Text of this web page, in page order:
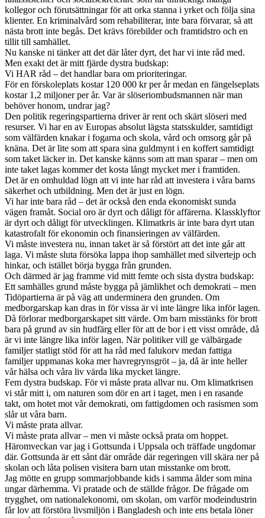
kollegor och förutsättningar för att orka stanna i yrket och följa sina
klienter. En kriminalvård som rehabiliterar, inte bara förvarar, så att
nästa brott inte begås. Det krävs förebilder och framtidstro och en
tillit till samhället.
Nu kanske ni tänker att det där låter dyrt, det har vi inte råd med.
Men exakt det är mitt fjärde dystra budskap:
Vi HAR råd – det handlar bara om prioriteringar.
För en förskoleplats kostar 120 000 kr per år medan en fängelseplats
kostar 1,2 miljoner per år. Var är slöseriombudsmannen när man
behöver honom, undrar jag?
Den politik regeringspartierna driver är rent och skärt slöseri med
resurser. Vi har en av Europas absolut lägsta statsskulder, samtidigt
som välfärden knakar i fogarna och skola, vård och omsorg går på
knäna. Det är lite som att spara sina guldmynt i en koffert samtidigt
som taket läcker in. Det kanske känns som att man sparar – men om
inte taket lagas kommer det kosta långt mycket mer i framtiden.
Det är en omhuldad lögn att vi inte har råd att investera i våra barns
säkerhet och utbildning. Men det är just en lögn.
Vi har inte bara råd – det är också den enda ekonomiskt sunda
vägen framåt. Social oro är dyrt och dåligt för affärerna. Klassklyftor
är dyrt och dåligt för utvecklingen. Klimatkris är inte bara dyrt utan
katastrofalt för ekonomin och finansieringen av välfärden.
Vi måste investera nu, innan taket är så förstört att det inte går att
laga. Vi måste sluta försöka lappa ihop samhället med silvertejp och
hinkar, och istället börja bygga från grunden.
Och därmed är jag framme vid mitt femte och sista dystra budskap:
Ett samhälles grund måste bygga på jämlikhet och demokrati – men
Tidöpartierna är på väg att underminera den grunden. Om
medborgarskap kan dras in för vissa är vi inte längre lika inför lagen.
Då förlorar medborgarskapet sitt värde. Om barn misstänks för brott
bara på grund av sin hudfärg eller för att de bor i ett visst område, då
är vi inte längre lika inför lagen. När politiker vill ge välbärgade
familjer statligt stöd för att ha råd med falukorv medan fattiga
familjer uppmanas koka mer havregrynsgröt – ja, då är inte heller
vår hälsa och våra liv värda lika mycket längre.
Fem dystra budskap. För vi måste prata allvar nu. Om klimatkrisen
vi står mitt i, om naturen som dör en art i taget, men i en rasande
takt, om hotet mot vår demokrati, om fattigdomen och rasismen som
slår ut våra barn.
Vi måste prata allvar.
Vi måste prata allvar – men vi måste också prata om hoppet.
Häromveckan var jag i Gottsunda i Uppsala och träffade ungdomar
där. Gottsunda är ett sånt där område där regeringen vill skära ner på
skolan och låta polisen visitera barn utan misstanke om brott.
Jag mötte en grupp sommarjobbande kids i samma ålder som mina
ungar därhemma. Vi pratade och de ställde frågor. De frågade om
trygghet, om nationalekonomi, om skolan, om varför modeindustrin
får lov att förstöra livsmiljön i Bangladesh och inte ens betala löner